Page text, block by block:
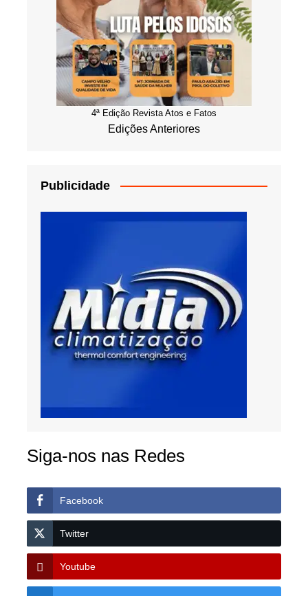
4ª Edição Revista Atos e Fatos
Edições Anteriores
Publicidade
Siga-nos nas Redes
Facebook
Twitter
Youtube